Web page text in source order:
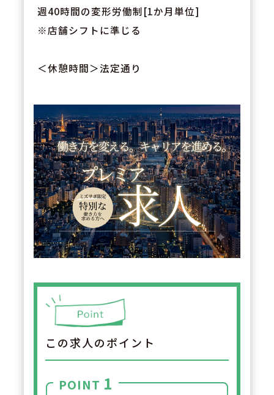
週40時間の変形労働制[1か月単位]
※店舗シフトに準じる
＜休憩時間＞法定通り
この求人のポイント
POINT 1